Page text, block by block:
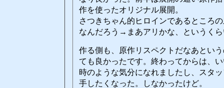
作を使ったオリジナル展開。
さつきちゃん的ヒロインであるところ
なんだろう→まあアリかな、というく
作る側も、原作リスペクトだなあとい
ても良かったです。終わってからは、
時のような気分になれましたし、スタ
手したくなった。しなかったけど。